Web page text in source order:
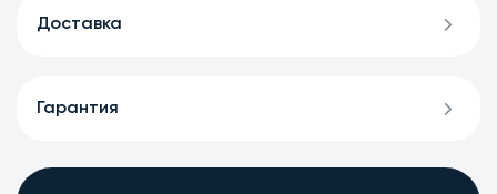
Доставка
Гарантия